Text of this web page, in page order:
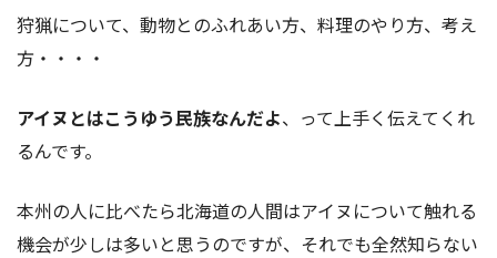
狩猟について、動物とのふれあい方、料理のやり方、考え
方・・・・
アイヌとはこうゆう民族なんだよ、って上手く伝えてくれ
るんです。
本州の人に比べたら北海道の人間はアイヌについて触れる
機会が少しは多いと思うのですが、それでも全然知らない